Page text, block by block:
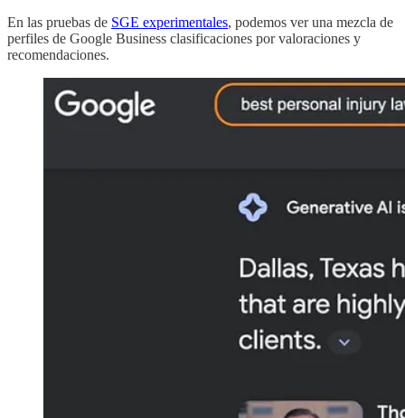
En las pruebas de SGE experimentales, podemos ver una mezcla de
perfiles de Google Business clasificaciones por valoraciones y
recomendaciones.